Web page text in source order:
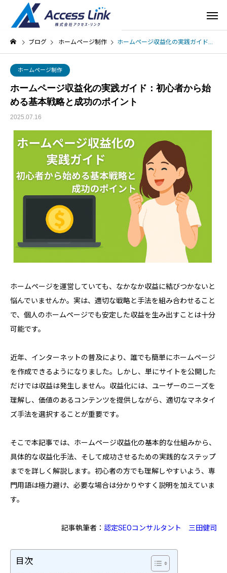
ブログ ホームページ制作 ホームページ収益化の実践ガイド：初心者から始める基本戦略と成功のポイント
ホームページ制作
ホームページ収益化の実践ガイド：初心者から始
める基本戦略と成功のポイント
2025.07.16
ホームページを運営していても、なかなか収益に結びつかないと
悩んでいませんか。実は、適切な戦略と手法を組み合わせること
で、個人のホームページでも安定した収益を生み出すことは十分
可能です。
近年、インターネットの普及により、誰でも簡単にホームページ
を作成できるようになりました。しかし、単にサイトを公開した
だけでは収益は発生しません。収益化には、ユーザーのニーズを
理解し、価値のあるコンテンツを提供しながら、適切なマネタイ
ズ手法を選択することが重要です。
そこで本記事では、ホームページ収益化の基本的な仕組みから、
具体的な収益化手法、そして成功させるための実践的なステップ
までを詳しく解説します。初心者の方でも理解しやすいよう、専
門用語は極力避け、必要な場合は分かりやすく説明を加えていま
す。
記事執筆者： 認定SEOコンサルタント 三田健司
目次